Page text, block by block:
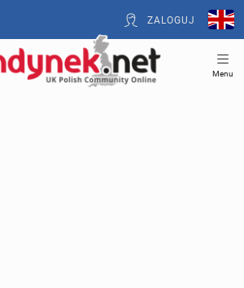
ZALOGUJ
Menu